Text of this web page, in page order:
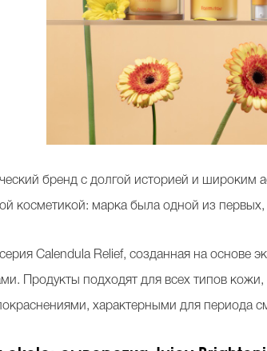
бренд с долгой историей и широким
косметикой: марка была одной из
Calendula Relief, созданная на основе
Продукты подходят для всех типов кожи,
характерными для периода